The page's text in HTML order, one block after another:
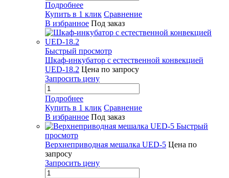
Подробнее
Купить в 1 клик Сравнение
В избранное Под заказ
Быстрый просмотр
Шкаф-инкубатор с естественной конвекцией
UED-18.2 Цена по запросу
Запросить цену
Подробнее
Купить в 1 клик Сравнение
В избранное Под заказ
Быстрый
просмотр
Верхнеприводная мешалка UED-5 Цена по
запросу
Запросить цену